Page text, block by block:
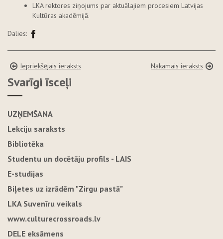
LKA rektores ziņojums par aktuālajiem procesiem Latvijas
Kultūras akadēmijā.
Dalies:
Iepriekšējais ieraksts Nākamais ieraksts
Svarīgi īsceļi
UZŅEMŠANA
Lekciju saraksts
Bibliotēka
Studentu un docētāju profils - LAIS
E-studijas
Biļetes uz izrādēm "Zirgu pastā"
LKA Suvenīru veikals
www.culturecrossroads.lv
DELE eksāmens